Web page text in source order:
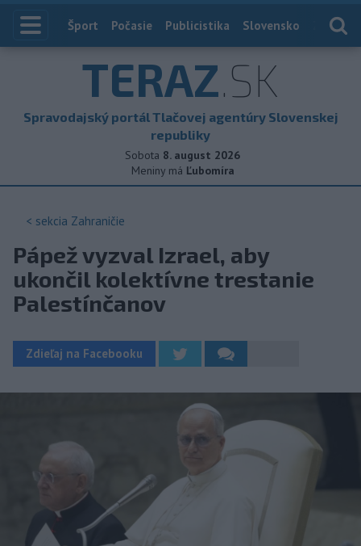
Index
Šport Počasie Publicistika Slovensko
TERAZ.SK
Spravodajský portál Tlačovej agentúry Slovenskej
republiky
Sobota 8. august 2026
Meniny má Ľubomíra
< sekcia Zahraničie
Pápež vyzval Izrael, aby
ukončil kolektívne trestanie
Palestínčanov
Zdieľaj na Facebooku